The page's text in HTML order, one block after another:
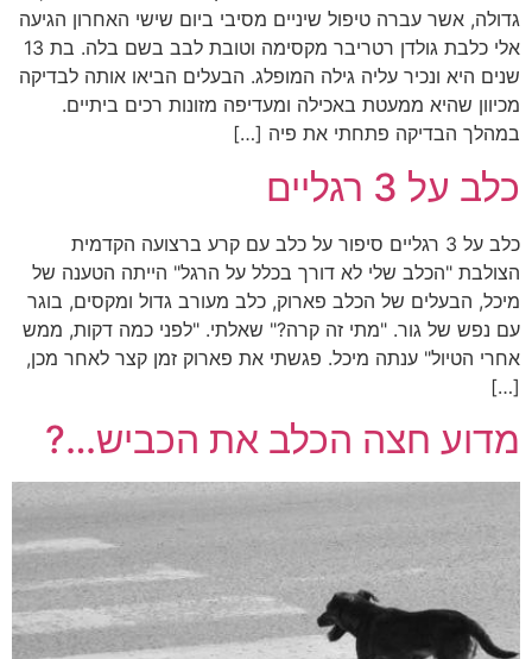
גדולה, אשר עברה טיפול שיניים מסיבי ביום שישי האחרון הגיעה
אלי כלבת גולדן רטריבר מקסימה וטובת לבב בשם בלה. בת 13
שנים היא ונכיר עליה גילה המופלג. הבעלים הביאו אותה לבדיקה
מכיוון שהיא ממעטת באכילה ומעדיפה מזונות רכים ביתיים.
במהלך הבדיקה פתחתי את פיה […]
כלב על 3 רגליים
כלב על 3 רגליים סיפור על כלב עם קרע ברצועה הקדמית
הצולבת "הכלב שלי לא דורך בכלל על הרגל" הייתה הטענה של
מיכל, הבעלים של הכלב פארוק, כלב מעורב גדול ומקסים, בוגר
עם נפש של גור. "מתי זה קרה?" שאלתי. "לפני כמה דקות, ממש
אחרי הטיול" ענתה מיכל. פגשתי את פארוק זמן קצר לאחר מכן,
[…]
מדוע חצה הכלב את הכביש…?